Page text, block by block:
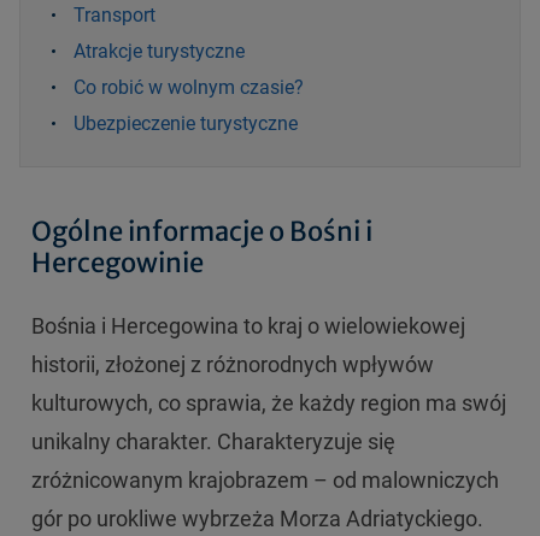
Transport
Atrakcje turystyczne
Co robić w wolnym czasie?
Ubezpieczenie turystyczne
Ogólne informacje o Bośni i
Hercegowinie
Bośnia i Hercegowina to kraj o wielowiekowej
historii, złożonej z różnorodnych wpływów
kulturowych, co sprawia, że każdy region ma swój
unikalny charakter. Charakteryzuje się
zróżnicowanym krajobrazem – od malowniczych
gór po urokliwe wybrzeża Morza Adriatyckiego.